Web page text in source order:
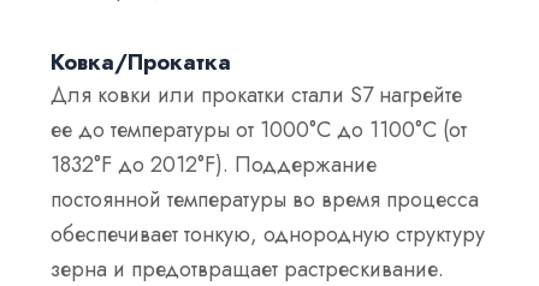
Ковка/Прокатка
Для ковки или прокатки стали S7 нагрейте
ее до температуры от 1000°C до 1100°C (от
1832°F до 2012°F). Поддержание
постоянной температуры во время процесса
обеспечивает тонкую, однородную структуру
зерна и предотвращает растрескивание.